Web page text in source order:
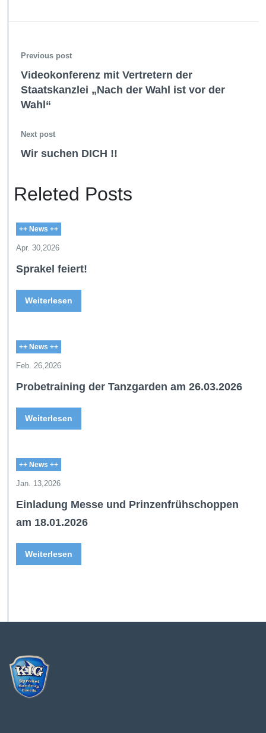
Previous post
Videokonferenz mit Vertretern der
Staatskanzlei „Nach der Wahl ist vor der
Wahl“
Next post
Wir suchen DICH !!
Releted Posts
++ News ++
Apr. 30,2026
Sprakel feiert!
Weiterlesen
++ News ++
Feb. 26,2026
Probetraining der Tanzgarden am 26.03.2026
Weiterlesen
++ News ++
Jan. 13,2026
Einladung Messe und Prinzenfrühschoppen
am 18.01.2026
Weiterlesen